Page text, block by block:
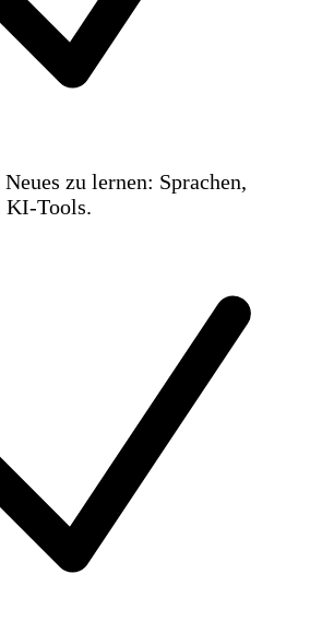
zu lernen: Sprachen,
KI-Tools.